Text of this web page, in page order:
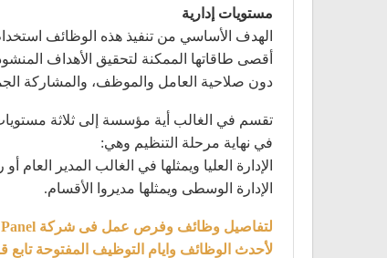
مستويات إدارية
الهدف الأساسي من تنفيذ هذه الوظائف
أقصى طاقاتها الممكنة لتحقيق الأهداف
دون صلاحية العامل والموظف، والمشاركة
تقسم في الغالب أية مؤسسة إلى ثلاثة
في نهاية مرحلة التنظيم وهي:
الإدارة العليا ويمثلها في الغالب المدير العام
الإدارة الوسطى ويمثلها مديروا الأقسام.
لتفاصيل وظائف وفرص عمل فى شركة AGF Panel والتقديم | من هنا
لأحدث الوظائف وايام التوظيف المفتوحة